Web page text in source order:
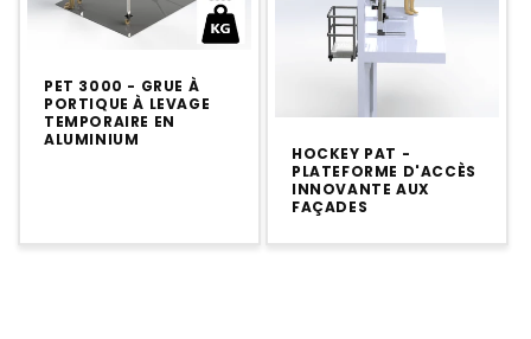
PET 3000 - GRUE À
PORTIQUE À LEVAGE
TEMPORAIRE EN
ALUMINIUM
HOCKEY PAT -
PLATEFORME D'ACCÈS
INNOVANTE AUX
FAÇADES